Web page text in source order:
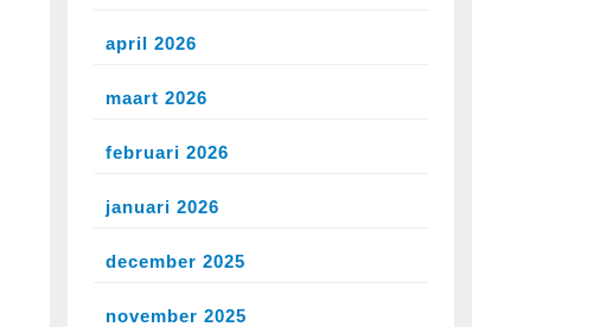
april 2026
maart 2026
februari 2026
januari 2026
december 2025
november 2025